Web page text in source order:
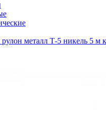
металл Т-5 никель 5 м